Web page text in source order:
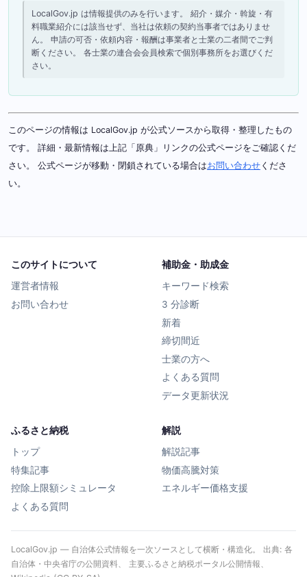
LocalGov.jp は情報提供のみを行います。 紹介・媒介・斡旋・有
料職業紹介には該当せず、当社は依頼の契約当事者ではありませ
ん。 申請の可否・依頼内容・報酬は事業者と士業の二者間でご判
断ください。 各士業の連合会会員検索で個別事務所をお選びくだ
さい。
このページの情報は LocalGov.jp が公式ソースから取得・整理したもの
です。 詳細・最新情報は上記「原典」リンクの公式ページをご確認くだ
さい。 公式ページが移動・閉鎖されている場合はお問い合わせ くださ
い。
このサイトについて
運営者情報
お問い合わせ
補助金・助成金
キーワード検索
3 分診断
新着
締切間近
士業の方へ
よくある質問
データ更新状況
ふるさと納税
トップ
特集記事
控除上限額シミュレータ
よくある質問
解説
解説記事
物価高騰対策
エネルギー価格支援
LocalGov.jp — 自治体公式情報を一次ソースとして横断・構造化。 出典: 各
自治体・中央省庁の公開資料、 主要ふるさと納税ポータル公開情報、